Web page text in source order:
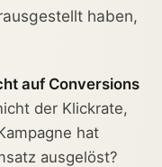
haben,
auf Conversions
der Klickrate,
hat
ausgelöst?